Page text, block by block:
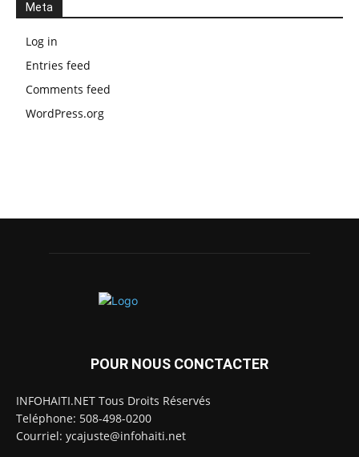
Meta
Log in
Entries feed
Comments feed
WordPress.org
POUR NOUS CONCTACTER
INFOHAITI.NET Tous Droits Réservés
Teléphone: 508-498-0200
Courriel: ycajuste@infohaiti.net